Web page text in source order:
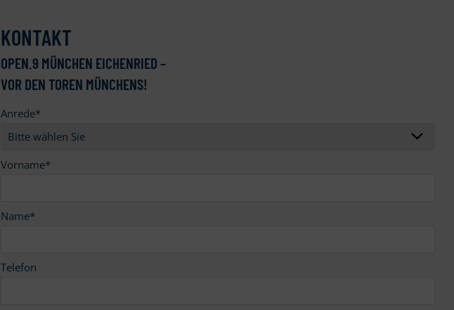
KONTAKT
OPEN 9 MÜNCHEN EICHENRIED –
VOR DEN TOREN MÜNCHENS!
Anrede*
Vorname*
Name*
Telefon